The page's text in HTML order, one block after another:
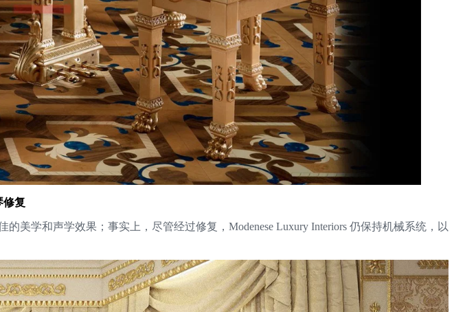
修复
美学和声学效果；事实上，尽管经过修复，Modenese Luxury Interiors 仍保持机械系统，以